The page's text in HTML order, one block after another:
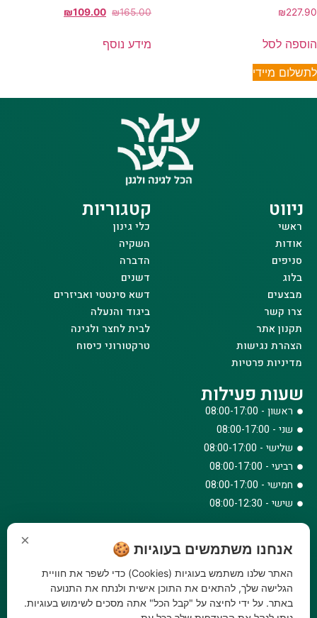
₪227.90
הוספה לסל
לתשלום מיידי
₪165.00
₪109.00
מידע נוסף
ניווט
ראשי
אודות
סניפים
בלוג
מבצעים
צרו קשר
תקנון אתר
הצהרת נגישות
מדיניות פרטיות
קטגוריות
כלי גינון
השקיה
הדברה
דשנים
דשא סינטטי ואביזרים
ביגוד והנעלה
לבית לחצר ולגינה
טרקטורוני כיסוח
שעות פעילות
ראשון - 08:00-17:00
שני - 08:00-17:00
שלישי - 08:00-17:00
רביעי - 08:00-17:00
חמישי - 08:00-17:00
שישי - 08:00-12:30
073-779-6243
וואטסאפ
amirbair@amir-agricul.co.il
אזורי חלוקה:כל הארץ
× אנחנו משתמשים בעוגיות 🍪
האתר שלנו משתמש בעוגיות (Cookies) כדי לשפר את חוויית
הגלישה שלך, להתאים את התוכן אישית ולנתח את התנועה
באתר. על ידי לחיצה על "קבל הכל" אתה מסכים לשימוש בעוגיות.